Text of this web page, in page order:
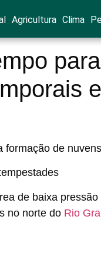
Agricultura Clima
formação de
de baixa
no norte do Rio